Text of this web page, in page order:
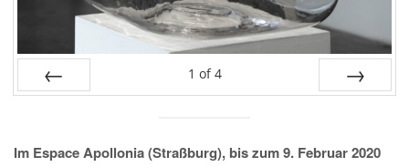
1 of 4
Im Espace Apollonia (Straßburg), bis zum 9. Februar 2020